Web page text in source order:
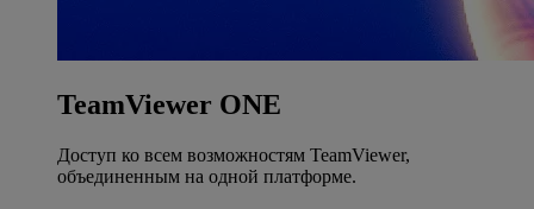
TeamViewer ONE
Доступ ко всем возможностям TeamViewer,
объединенным на одной платформе.